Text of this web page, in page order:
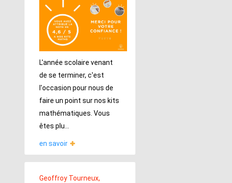
L'année scolaire venant
de se terminer, c'est
l'occasion pour nous de
faire un point sur nos kits
mathématiques. Vous
êtes plu...
en savoir
Geoffroy Tourneux,